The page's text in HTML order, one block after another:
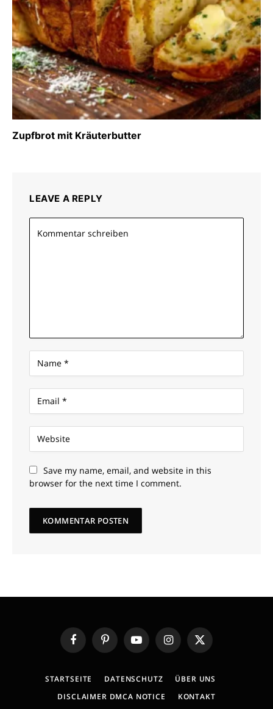
Zupfbrot mit Kräuterbutter
LEAVE A REPLY
Save my name, email, and website in this
browser for the next time I comment.
FacebookPinterestYouTubeInstagram
X
(Twitter)
STARTSEITE DATENSCHUTZ
ÜBER UNS
DISCLAIMER DMCA NOTICE
KONTAKT